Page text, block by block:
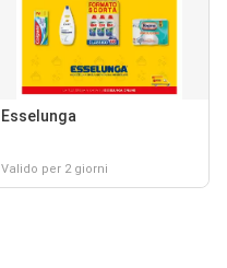
Esselunga
Valido per 2 giorni